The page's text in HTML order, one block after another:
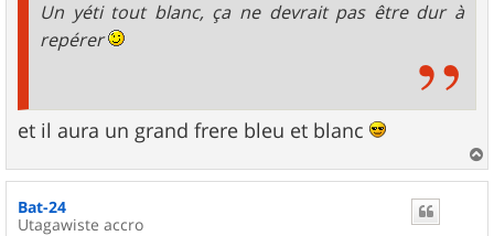
Un yéti tout blanc, ça ne devrait pas être dur à
repérer
et il aura un grand frere bleu et blanc
a
Bat-24
Utagawiste accro